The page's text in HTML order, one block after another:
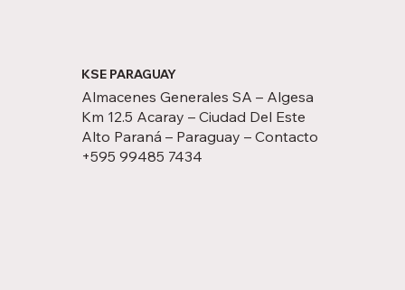
KSE PARAGUAY
Almacenes Generales SA – Algesa
Km 12.5 Acaray – Ciudad Del Este
Alto Paraná – Paraguay – Contacto
+595 99485 7434